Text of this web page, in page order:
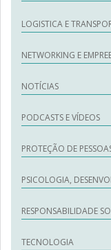
LOGISTICA E
NETWORKING E
NOTÍCIAS
PODCASTS E VÍDEOS
PROTEÇÃO DE
PSICOLOGIA,
RESPONSABILIDADE
TECNOLOGIA